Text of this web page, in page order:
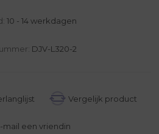
10 - 14 werkdagen
DJV-L320-2